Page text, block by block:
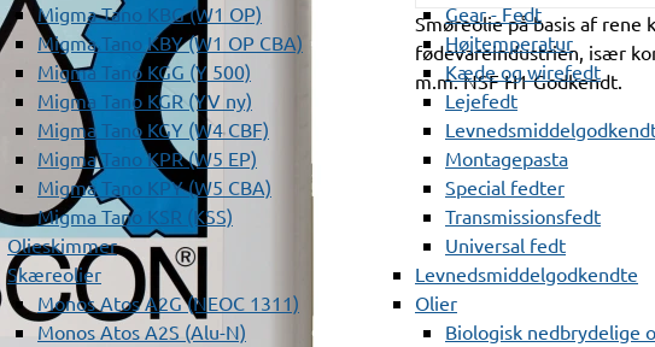
Migma Tano KBG (W1 OP)
Migma Tano KBY (W1 OP CBA)
Migma Tano KGG (Y 500)
Migma Tano KGR (YV ny)
Migma Tano KGY (W4 CBF)
Migma Tano KPR (W5 EP)
Migma Tano KPY (W5 CBA)
Migma Tano KSR (KSS)
Olieskimmer
Skæreolier
Monos Atos A2G (NEOC 1311)
Monos Atos A2S (Alu-N)
Gear - Fedt
Højtemperatur
Kæde og wirefedt
Lejefedt
Montagepasta
Special fedter
Transmissionsfedt
Universal fedt
Levnedsmiddelgodkendte
Olier
Biologisk nedbrydelige
Smøreolie på basis af
fødevareindustrien, især
m.m. NSF H1 Godkendt.